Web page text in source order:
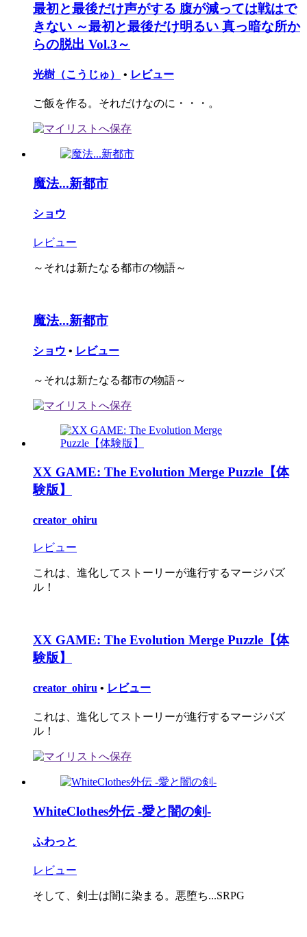
最初と最後だけ声がする 腹が減っては戦はで
きない ～最初と最後だけ明るい 真っ暗な所か
らの脱出 Vol.3～
光樹（こうじゅ） • レビュー
ご飯を作る。それだけなのに・・・。
魔法...新都市
ショウ
レビュー
～それは新たなる都市の物語～
魔法...新都市
ショウ • レビュー
～それは新たなる都市の物語～
XX GAME: The Evolution Merge Puzzle【体
験版】
creator_ohiru
レビュー
これは、進化してストーリーが進行するマージパズ
ル！
XX GAME: The Evolution Merge Puzzle【体
験版】
creator_ohiru • レビュー
これは、進化してストーリーが進行するマージパズ
ル！
WhiteClothes外伝 -愛と闇の剣-
ふわっと
レビュー
そして、剣士は闇に染まる。悪堕ち...SRPG